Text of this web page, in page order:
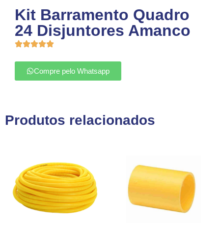
Kit Barramento Quadro
24 Disjuntores Amanco
Compre pelo Whatsapp
Produtos relacionados